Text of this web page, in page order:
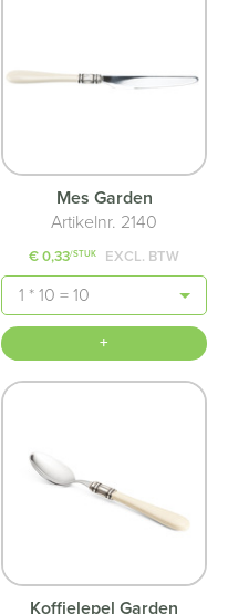
Mes Garden
Artikelnr. 2140
€ 0,33/STUK EXCL. BTW
Aantal
+
Koffielepel Garden